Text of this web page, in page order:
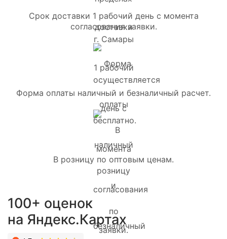
Срок доставки 1 рабочий день с момента
согласования заявки.
Форма оплаты наличный и безналичный расчет.
В розницу по оптовым ценам.
100+ оценок
на Яндекс.Картах